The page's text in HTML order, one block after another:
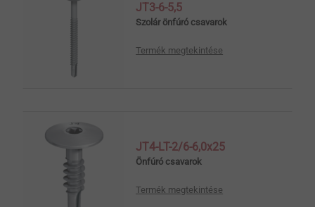
JT3-6-5,5
Szolár önfúró csavarok
Termék megtekintése
JT4-LT-2/6-6,0x25
Önfúró csavarok
Termék megtekintése